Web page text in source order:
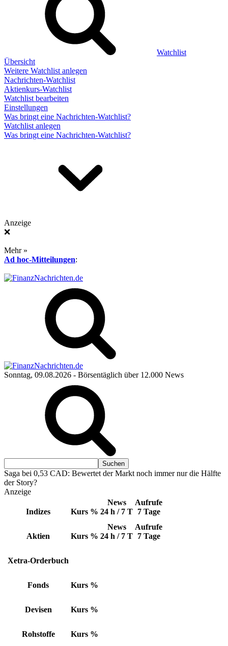
Watchlist
Übersicht
Weitere Watchlist anlegen
Nachrichten-Watchlist
Aktienkurs-Watchlist
Watchlist bearbeiten
Einstellungen
Was bringt eine Nachrichten-Watchlist?
Watchlist anlegen
Was bringt eine Nachrichten-Watchlist?
Anzeige
❌
Mehr »
Ad hoc-Mitteilungen:
Sonntag, 09.08.2026 - Börsentäglich über 12.000 News
Saga bei 0,53 CAD: Bewertet der Markt noch immer nur die Hälfte
der Story?
Anzeige
Indizes Kurs %
News
24 h / 7 T
Aufrufe
7 Tage
Aktien Kurs %
News
24 h / 7 T
Aufrufe
7 Tage
Xetra-Orderbuch
Fonds Kurs %
Devisen Kurs %
Rohstoffe Kurs %